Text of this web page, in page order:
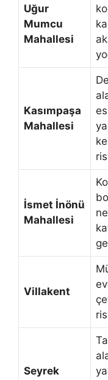
Uğur
Mumcu
Mahallesi
Kasımpaşa
Mahallesi
İsmet İnönü
Mahallesi
Villakent
Seyrek